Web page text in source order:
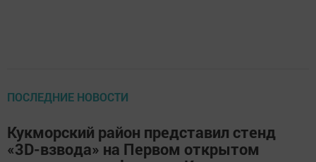
ПОСЛЕДНИЕ НОВОСТИ
Кукморский район представил стенд
«3D-взвода» на Первом открытом